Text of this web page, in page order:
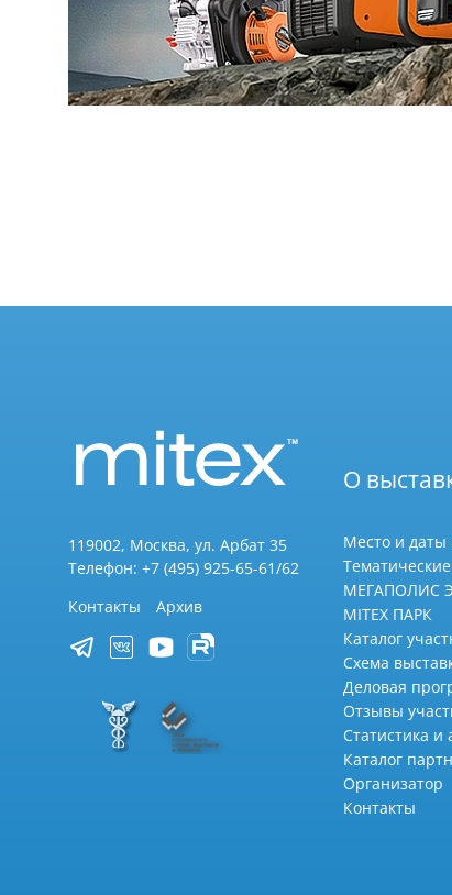
119002, Москва, ул. Арбат 35
Телефон: +7 (495) 925-65-61/62
Контакты
Архив
О
Место и даты
МЕГАПОЛИС
MITEX ПАРК
Каталог
Схема
Деловая
Отзывы
Статистика и
Каталог
Организатор
Контакты